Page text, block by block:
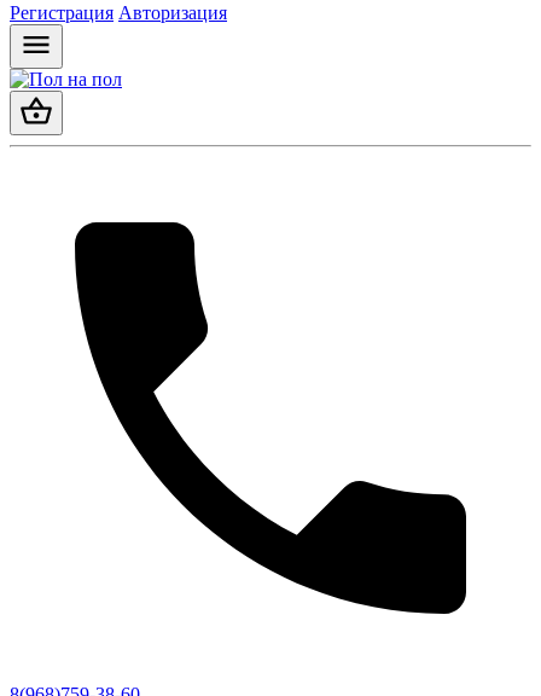
Регистрация Авторизация